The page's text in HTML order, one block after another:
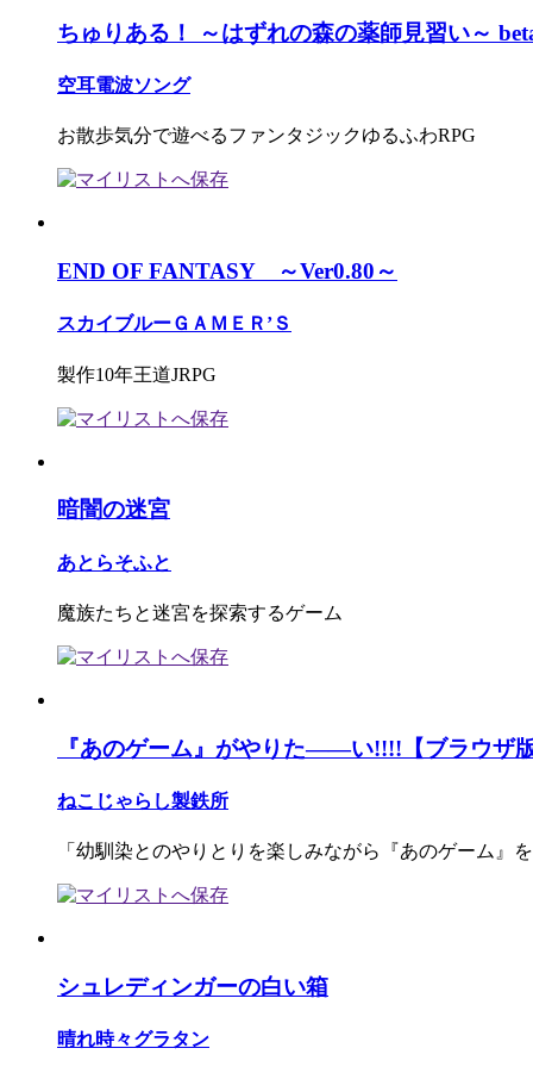
ちゅりある！ ～はずれの森の薬師見習い～
空耳電波ソング
お散歩気分で遊べるファンタジックゆるふわRPG
END OF FANTASY ～Ver0.80～
スカイブルーＧＡＭＥＲ’Ｓ
製作10年王道JRPG
暗闇の迷宮
あとらそふと
魔族たちと迷宮を探索するゲーム
『あのゲーム』がやりた――い!!!!【ブラウザ版
ねこじゃらし製鉄所
「幼馴染とのやりとりを楽しみながら『あのゲーム』を
シュレディンガーの白い箱
晴れ時々グラタン